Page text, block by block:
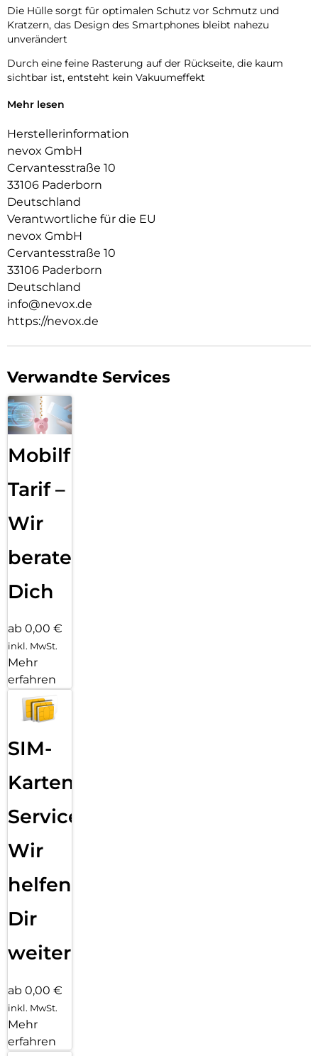
Die Hülle sorgt für optimalen Schutz vor Schmutz und
Kratzern, das Design des Smartphones bleibt nahezu
unverändert
Durch eine feine Rasterung auf der Rückseite, die kaum
sichtbar ist, entsteht kein Vakuumeffekt
Alle Tasten und Ecken werden geschützt, zudem ist für die
Mehr lesen
Herstellerinformation
nevox GmbH
Cervantesstraße 10
33106 Paderborn
Deutschland
Verantwortliche für die EU
nevox GmbH
Cervantesstraße 10
33106 Paderborn
Deutschland
info@nevox.de
https://nevox.de
Verwandte Services
Mobilfunk
Tarif –
Wir
beraten
Dich
ab 0,00 €
inkl. MwSt.
Mehr
erfahren
SIM-
Karten
Service:
Wir
helfen
Dir
weiter
ab 0,00 €
inkl. MwSt.
Mehr
erfahren